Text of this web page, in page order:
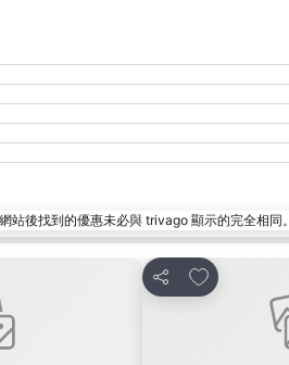
後找到的優惠未必與 trivago 顯示的完全相同。
分享
放到收藏夾